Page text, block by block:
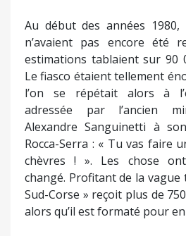
Au début des années 1980,
n’avaient pas encore été
estimations tablaient sur 90
Le fiasco étaient tellement
l’on se répétait alors à
adressée par l’ancien
Alexandre Sanguinetti à
Rocca-Serra : « Tu vas faire
chèvres ! ». Les chose
changé. Profitant de la vague
Sud-Corse » reçoit plus de
alors qu’il est formaté pour